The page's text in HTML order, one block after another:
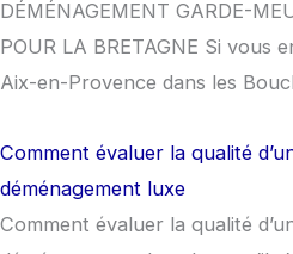
DÉMÉNAGEMENT GARDE-
POUR LA BRETAGNE Si vous
Aix-en-Provence dans les
Comment évaluer la qualité
déménagement luxe
Comment évaluer la qualité